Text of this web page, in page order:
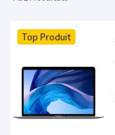
Top Produit